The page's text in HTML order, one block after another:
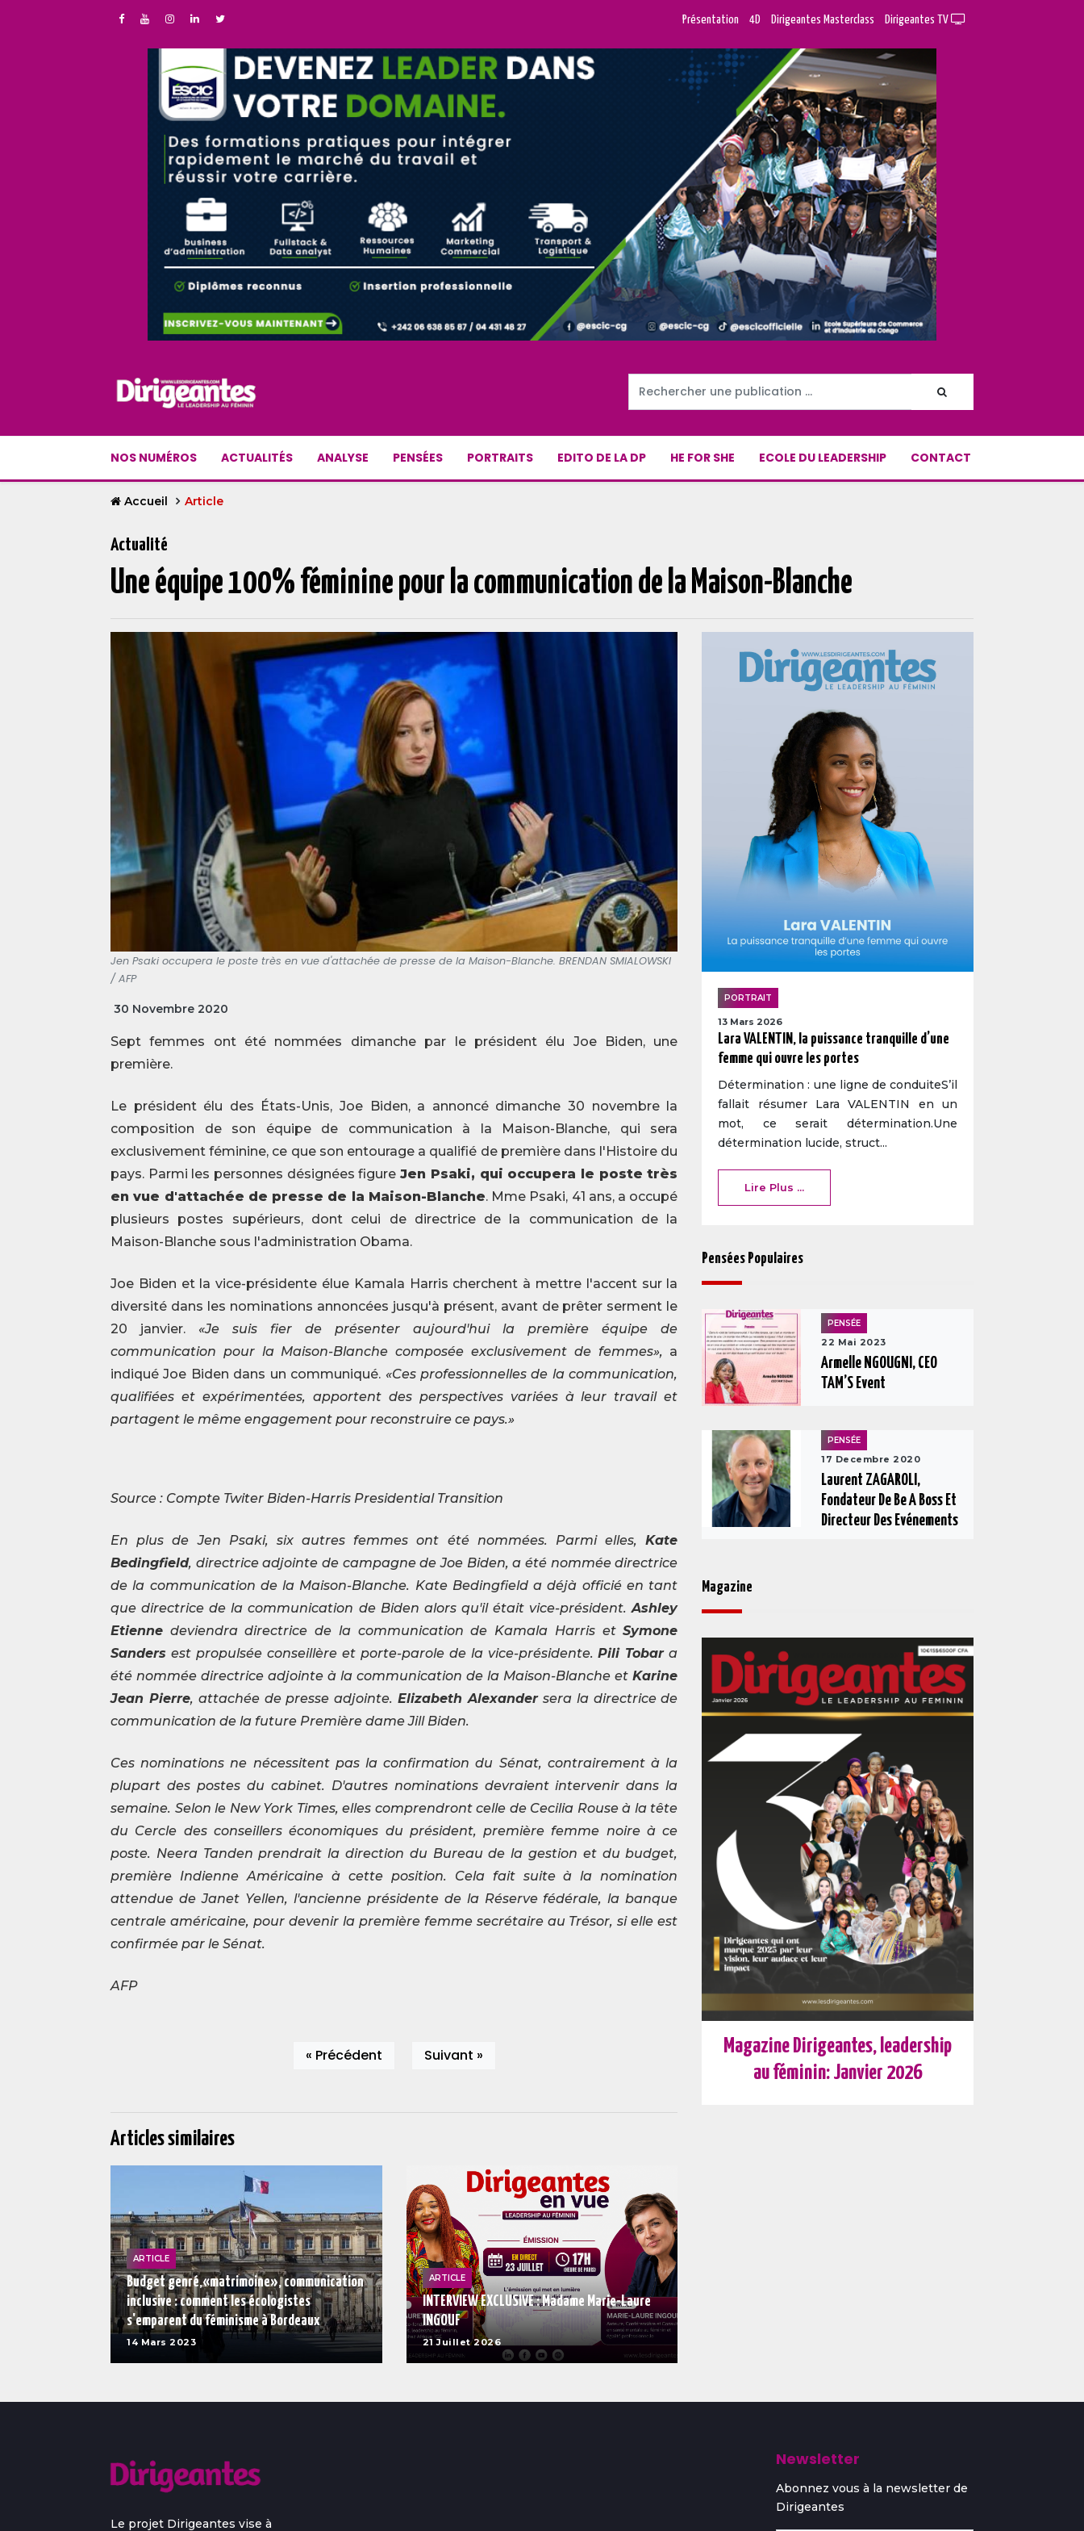
Présentation 4D Dirigeantes Masterclass Dirigeantes TV
NOS NUMÉROS ACTUALITÉS ANALYSE PENSÉES PORTRAITS EDITO DE LA DP HE FOR SHE ECOLE DU LEADERSHIP CONTACT
Accueil Article
Actualité
Une équipe 100% féminine pour la communication de la Maison-Blanche
Jen Psaki occupera le poste très en vue d'attachée de presse de la Maison-Blanche. BRENDAN SMIALOWSKI
/ AFP
30 Novembre 2020
Sept femmes ont été nommées dimanche par le président élu Joe Biden, une
première.
Le président élu des États-Unis, Joe Biden, a annoncé dimanche 30 novembre la
composition de son équipe de communication à la Maison-Blanche, qui sera
exclusivement féminine, ce que son entourage a qualifié de première dans l'Histoire du
pays. Parmi les personnes désignées figureJen Psaki, qui occupera le poste très
en vue d'attachée de presse de la Maison-Blanche. Mme Psaki, 41 ans, a occupé
plusieurs postes supérieurs, dont celui de directrice de la communication de la
Maison-Blanche sous l'administration Obama.
Joe Biden et la vice-présidente élue Kamala Harris cherchent à mettre l'accent sur la
diversité dans les nominations annoncées jusqu'à présent, avant de prêter serment le
20 janvier. «Je suis fier de présenter aujourd'hui la première équipe de
communication pour la Maison-Blanche composée exclusivement de femmes», a
indiqué Joe Biden dans un communiqué. «Ces professionnelles de la communication,
qualifiées et expérimentées, apportent des perspectives variées à leur travail et
partagent le même engagement pour reconstruire ce pays.»
Source : Compte Twiter Biden-Harris Presidential Transition
En plus de Jen Psaki, six autres femmes ont été nommées. Parmi elles,Kate
Bedingfield, directrice adjointe de campagne de Joe Biden, a été nommée directrice
de la communication de la Maison-Blanche. Kate Bedingfield a déjà officié en tant
que directrice de la communication de Biden alors qu'il était vice-président.Ashley
Etienne deviendra directrice de la communication de Kamala Harris etSymone
Sanders est propulsée conseillère et porte-parole de la vice-présidente.Pili Tobara
été nommée directrice adjointe à la communication de la Maison-Blanche etKarine
Jean Pierre, attachée de presse adjointe.Elizabeth Alexandersera la directrice de
communication de la future Première dame Jill Biden.
Ces nominations ne nécessitent pas la confirmation du Sénat, contrairement à la
plupart des postes du cabinet. D'autres nominations devraient intervenir dans la
semaine. Selon le New York Times, elles comprendront celle de Cecilia Rouse à la tête
du Cercle des conseillers économiques du président, première femme noire à ce
poste. Neera Tanden prendrait la direction du Bureau de la gestion et du budget,
première Indienne Américaine à cette position. Cela fait suite à la nomination
attendue de Janet Yellen, l'ancienne présidente de la Réserve fédérale, la banque
centrale américaine, pour devenir la première femme secrétaire au Trésor, si elle est
confirmée par le Sénat.
AFP
« Précédent Suivant »
Articles similaires
ARTICLE
Budget genré,«matrimoine», communication
inclusive : comment les écologistes
s'emparent du féminisme à Bordeaux
14 Mars 2023
ARTICLE
INTERVIEW EXCLUSIVE : Madame Marie-Laure
INGOUF
21 Juillet 2026
PORTRAIT
13 Mars 2026
Lara VALENTIN, la puissance tranquille d’une
femme qui ouvre les portes
Détermination : une ligne de conduiteS’il
fallait résumer Lara VALENTIN en un
mot, ce serait détermination.Une
détermination lucide, struct...
Lire Plus ...
Pensées Populaires
PENSÉE
22 Mai 2023
Armelle NGOUGNI, CEO
TAM’S Event
PENSÉE
17 Decembre 2020
Laurent ZAGAROLI,
Fondateur De Be A Boss Et
Directeur Des Evénements
Magazine
Magazine Dirigeantes, leadership
au féminin: Janvier 2026
Le projet Dirigeantes vise à
Newsletter
Abonnez vous à la newsletter de
Dirigeantes